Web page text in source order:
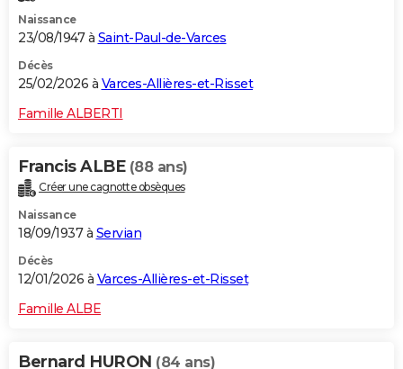
Naissance
23/08/1947 à Saint-Paul-de-Varces
Décès
25/02/2026 à Varces-Allières-et-Risset
Famille ALBERTI
Francis ALBE (88 ans)
Créer une cagnotte obsèques
Naissance
18/09/1937 à Servian
Décès
12/01/2026 à Varces-Allières-et-Risset
Famille ALBE
Bernard HURON (84 ans)